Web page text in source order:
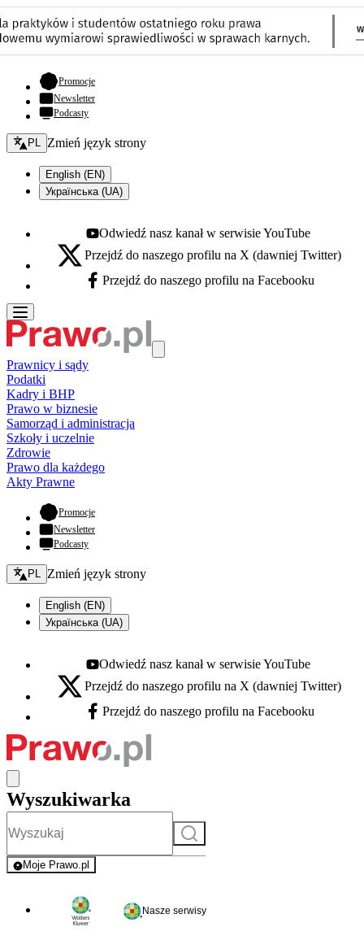
Promocje- otwiera się w nowej karcie
Newsletter
Podcasty
Zmień język - bieżący:
PL Zmień język strony
English (EN)
Українська (UA)
Youtube - otwiera się w nowej karcie
Odwiedź nasz kanał w serwisie YouTube
X - otwiera się w nowej karcie
Przejdź do naszego profilu na X (dawniej Twitter)
Facebook - otwiera się w nowej karcie
Przejdź do naszego profilu na Facebooku
Prawnicy i sądy
Podatki
Kadry i BHP
Prawo w biznesie
Samorząd i administracja
Szkoły i uczelnie
Zdrowie
Prawo dla każdego
Akty Prawne
Promocje- otwiera się w nowej karcie
Newsletter
Podcasty
Zmień język - bieżący:
PL Zmień język strony
English (EN)
Українська (UA)
Youtube - otwiera się w nowej karcie
Odwiedź nasz kanał w serwisie YouTube
X - otwiera się w nowej karcie
Przejdź do naszego profilu na X (dawniej Twitter)
Facebook - otwiera się w nowej karcie
Przejdź do naszego profilu na Facebooku
Wyszukiwarka
Szukaj
Moje Prawo.pl
- rejestracja i logowanie do serwisu
Nasze serwisy